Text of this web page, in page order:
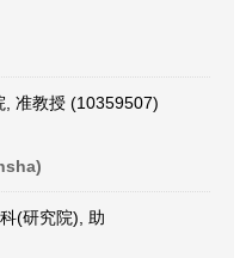
, 准教授 (10359507)
(研究院), 助